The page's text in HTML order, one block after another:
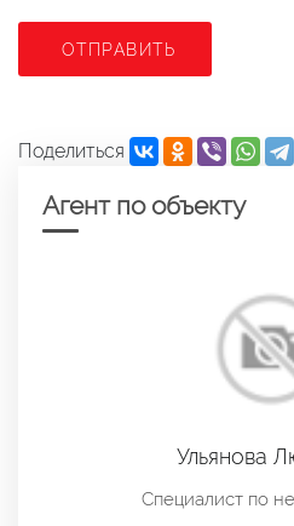
ОТПРАВИТЬ
Поделиться
Агент по объекту
Ульянова
Специалист по